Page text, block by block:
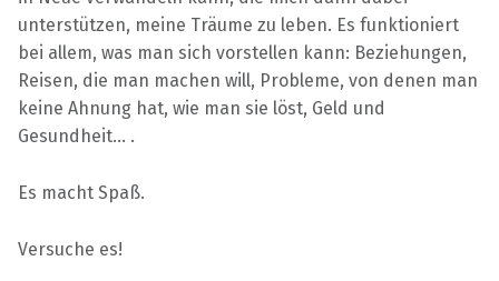
unterstützen, meine Träume zu leben. Es funktioniert
bei allem, was man sich vorstellen kann: Beziehungen,
Reisen, die man machen will, Probleme, von denen man
keine Ahnung hat, wie man sie löst, Geld und
Gesundheit… .
Es macht Spaß.
Versuche es!